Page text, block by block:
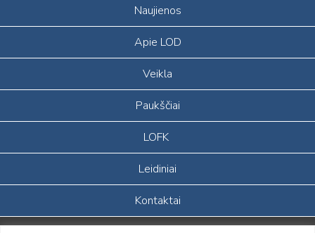
Naujienos
Apie LOD
Veikla
Paukščiai
LOFK
Leidiniai
Kontaktai